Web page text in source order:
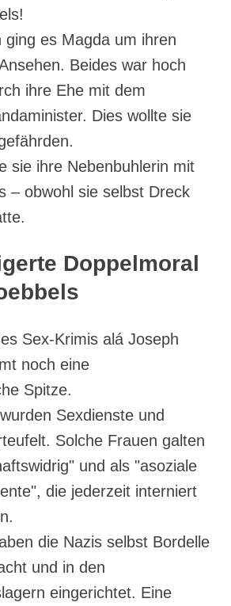
ging es Magda um ihren
Beides war hoch
ihre Ehe mit dem
Dies wollte sie
sie ihre Nebenbuhlerin mit
– obwohl sie selbst Dreck
Doppelmoral
Sex-Krimis alá Joseph
noch eine
Spitze.
Sexdienste und
Solche Frauen galten
und als "asoziale
die jederzeit interniert
die Nazis selbst Bordelle
und in den
eingerichtet. Eine